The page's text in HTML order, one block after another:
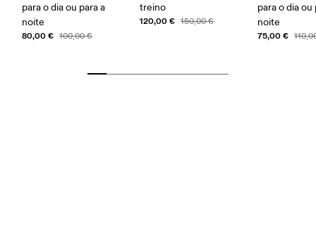
para o dia ou para a
noite
80,00 € 100,00 €
treino
120,00 € 150,00 €
para o dia ou
noite
75,00 €